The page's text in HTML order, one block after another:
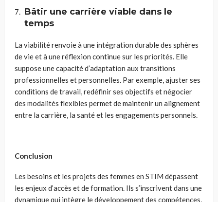
Bâtir une carrière viable dans le
temps
La viabilité renvoie à une intégration durable des sphères
de vie et à une réflexion continue sur les priorités. Elle
suppose une capacité d’adaptation aux transitions
professionnelles et personnelles. Par exemple, ajuster ses
conditions de travail, redéfinir ses objectifs et négocier
des modalités flexibles permet de maintenir un alignement
entre la carrière, la santé et les engagements personnels.
Conclusion
Les besoins et les projets des femmes en STIM dépassent
les enjeux d’accès et de formation. Ils s’inscrivent dans une
dynamique qui intègre le développement des compétences,